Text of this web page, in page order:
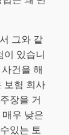
그와 같
이 있습니
건을 해
보험 회사
장을 거
우 낮은
있는 토